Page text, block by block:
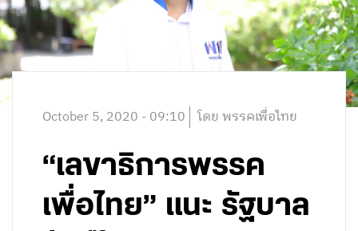
October 5, 2020 - 09:10 โดย พรรคเพื่อไทย
“เลขาธิการพรรค
เพื่อไทย” แนะ รัฐบาล